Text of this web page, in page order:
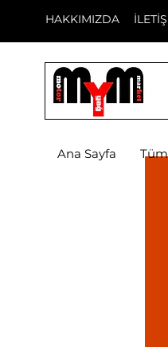
HAKKIMIZDA
Ana Sayfa